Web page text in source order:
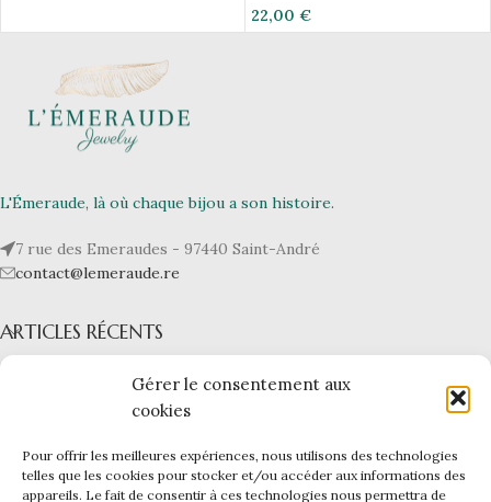
Gérer le consentement aux
cookies
Pour offrir les meilleures expériences, nous utilisons des technologies
telles que les cookies pour stocker et/ou accéder aux informations des
appareils. Le fait de consentir à ces technologies nous permettra de
22,00 €
L'Émeraude, là où chaque bijou a son histoire.
7 rue des Emeraudes - 97440 Saint-André
contact@lemeraude.re
ARTICLES RÉCENTS
LIENS UTILES